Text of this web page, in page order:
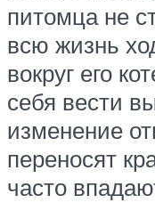
питомца не
всю жизнь
вокруг его
себя вести
изменение
переносят
часто